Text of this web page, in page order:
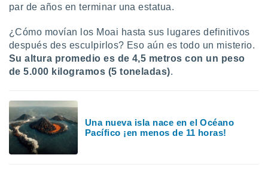
par de años en terminar una estatua.
¿Cómo movían los Moai hasta sus lugares definitivos
después des esculpirlos? Eso aún es todo un misterio.
Su altura promedio es de 4,5 metros con un peso
de 5.000 kilogramos (5 toneladas).
Una nueva isla nace en el Océano
Pacífico ¡en menos de 11 horas!